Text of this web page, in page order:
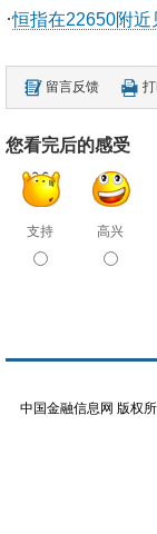
·恒指在22650附近
留言反馈
您看完后的感受
支持 高兴
中国金融信息网 版权